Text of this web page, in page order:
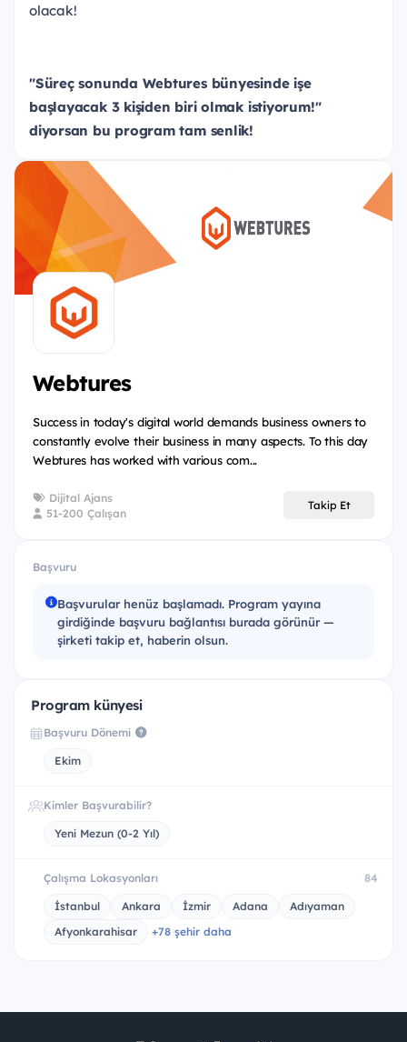
olacak!
"Süreç sonunda Webtures bünyesinde işe
başlayacak 3 kişiden biri olmak istiyorum!"
diyorsan bu program tam senlik!
Webtures
Success in today's digital world demands business owners to
constantly evolve their business in many aspects. To this day
Webtures has worked with various com...
Dijital Ajans
51-200 Çalışan
Takip Et
Başvuru
Başvurular henüz başlamadı. Program yayına
girdiğinde başvuru bağlantısı burada görünür —
şirketi takip et, haberin olsun.
Program künyesi
Başvuru Dönemi
Ekim
Kimler Başvurabilir?
Yeni Mezun (0-2 Yıl)
Çalışma Lokasyonları 84
İstanbul Ankara İzmir Adana
Adıyaman
Afyonkarahisar
+78 şehir daha